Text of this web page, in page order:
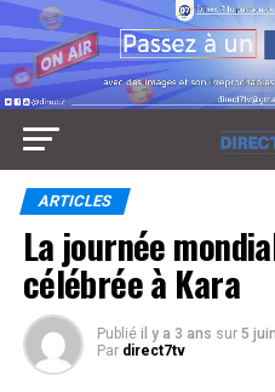
ARTICLES
La journée
célébrée à Kara
Publié il y a 3 ans sur 5
Par direct7tv